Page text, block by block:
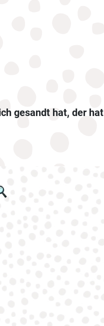
gesandt hat, der hat